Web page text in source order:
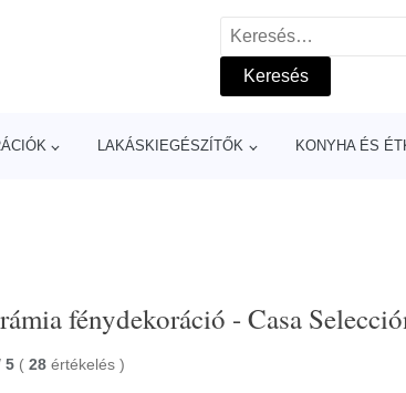
Keresés:
LAKÁSKIEGÉSZÍTŐK KONYHA ÉS
fénydekoráció - Casa
5 ( 28 értékelés)